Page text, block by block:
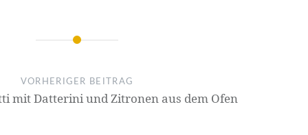
VORHERIGER BEITRAG
mit Datterini und Zitronen aus dem Ofen